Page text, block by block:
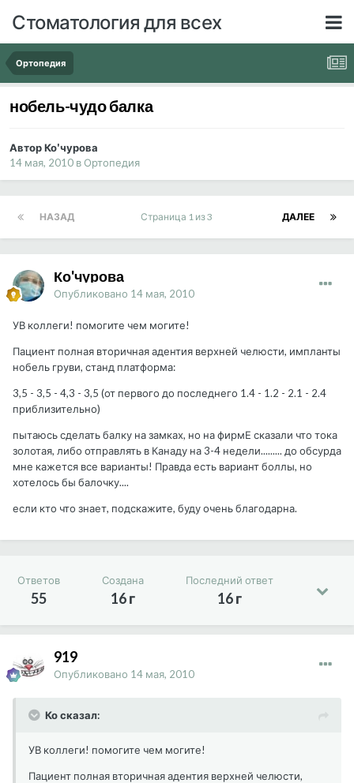
Стоматология для всех
Ортопедия
нобель-чудо балка
Автор Ко'чурова
14 мая, 2010 в Ортопедия
НАЗАД ДАЛЕЕ
Страница 1 из 3
Ко'чурова
Опубликовано 14 мая, 2010
УВ коллеги! помогите чем могите!
Пациент полная вторичная адентия верхней челюсти, импланты
нобель груви, станд платформа:
3,5 - 3,5 - 4,3 - 3,5 (от первого до последнего 1.4 - 1.2 - 2.1 - 2.4
приблизительно)
пытаюсь сделать балку на замках, но на фирмЕ сказали что тока
золотая, либо отправлять в Канаду на 3-4 недели......... до обсурда
мне кажется все варианты! Правда есть вариант боллы, но
хотелось бы балочку....
если кто что знает, подскажите, буду очень благодарна.
Ответов
55
Создана
16 г
Последний ответ
16 г
919
Опубликовано 14 мая, 2010
Ко сказал:
УВ коллеги! помогите чем могите!
Пациент полная вторичная адентия верхней челюсти,